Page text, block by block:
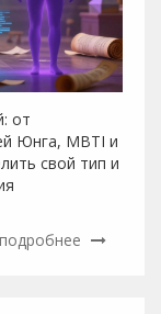
от
Юнга, MBTI и
свой тип и
подробнее